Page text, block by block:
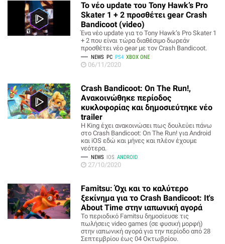
Το νέο update του Tony Hawk’s Pro
Skater 1 + 2 προσθέτει gear Crash
Bandicoot (video)
Ένα νέο update για το Tony Hawk’s Pro Skater 1
+ 2 που είναι τώρα διαθέσιμο δωρεάν
προσθέτει νέο gear με τον Crash Bandicoot.
NEWS PC PS4 XBOX ONE
06/11/2020
Crash Bandicoot: On The Run!,
Ανακοινώθηκε περίοδος
κυκλοφορίας και δημοσιεύτηκε νέο
trailer
Η King έχει ανακοινώσει πως δουλεύει πάνω
στο Crash Bandicoot: On The Run! για Android
και iOS εδώ και μήνες και πλέον έχουμε
νεότερα.
NEWS IOS ANDROID
27/10/2020
Famitsu: Όχι και το καλύτερο
ξεκίνημα για το Crash Bandicoot: It's
About Time στην ιαπωνική αγορά
Το περιοδικό Famitsu δημοσίευσε τις
πωλήσεις video games (σε φυσική μορφή)
στην ιαπωνική αγορά για την περίοδο από 28
Σεπτεμβρίου έως 04 Οκτωβρίου.